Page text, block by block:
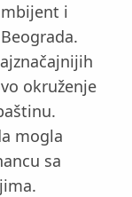
i
okruženje
mogla
sa